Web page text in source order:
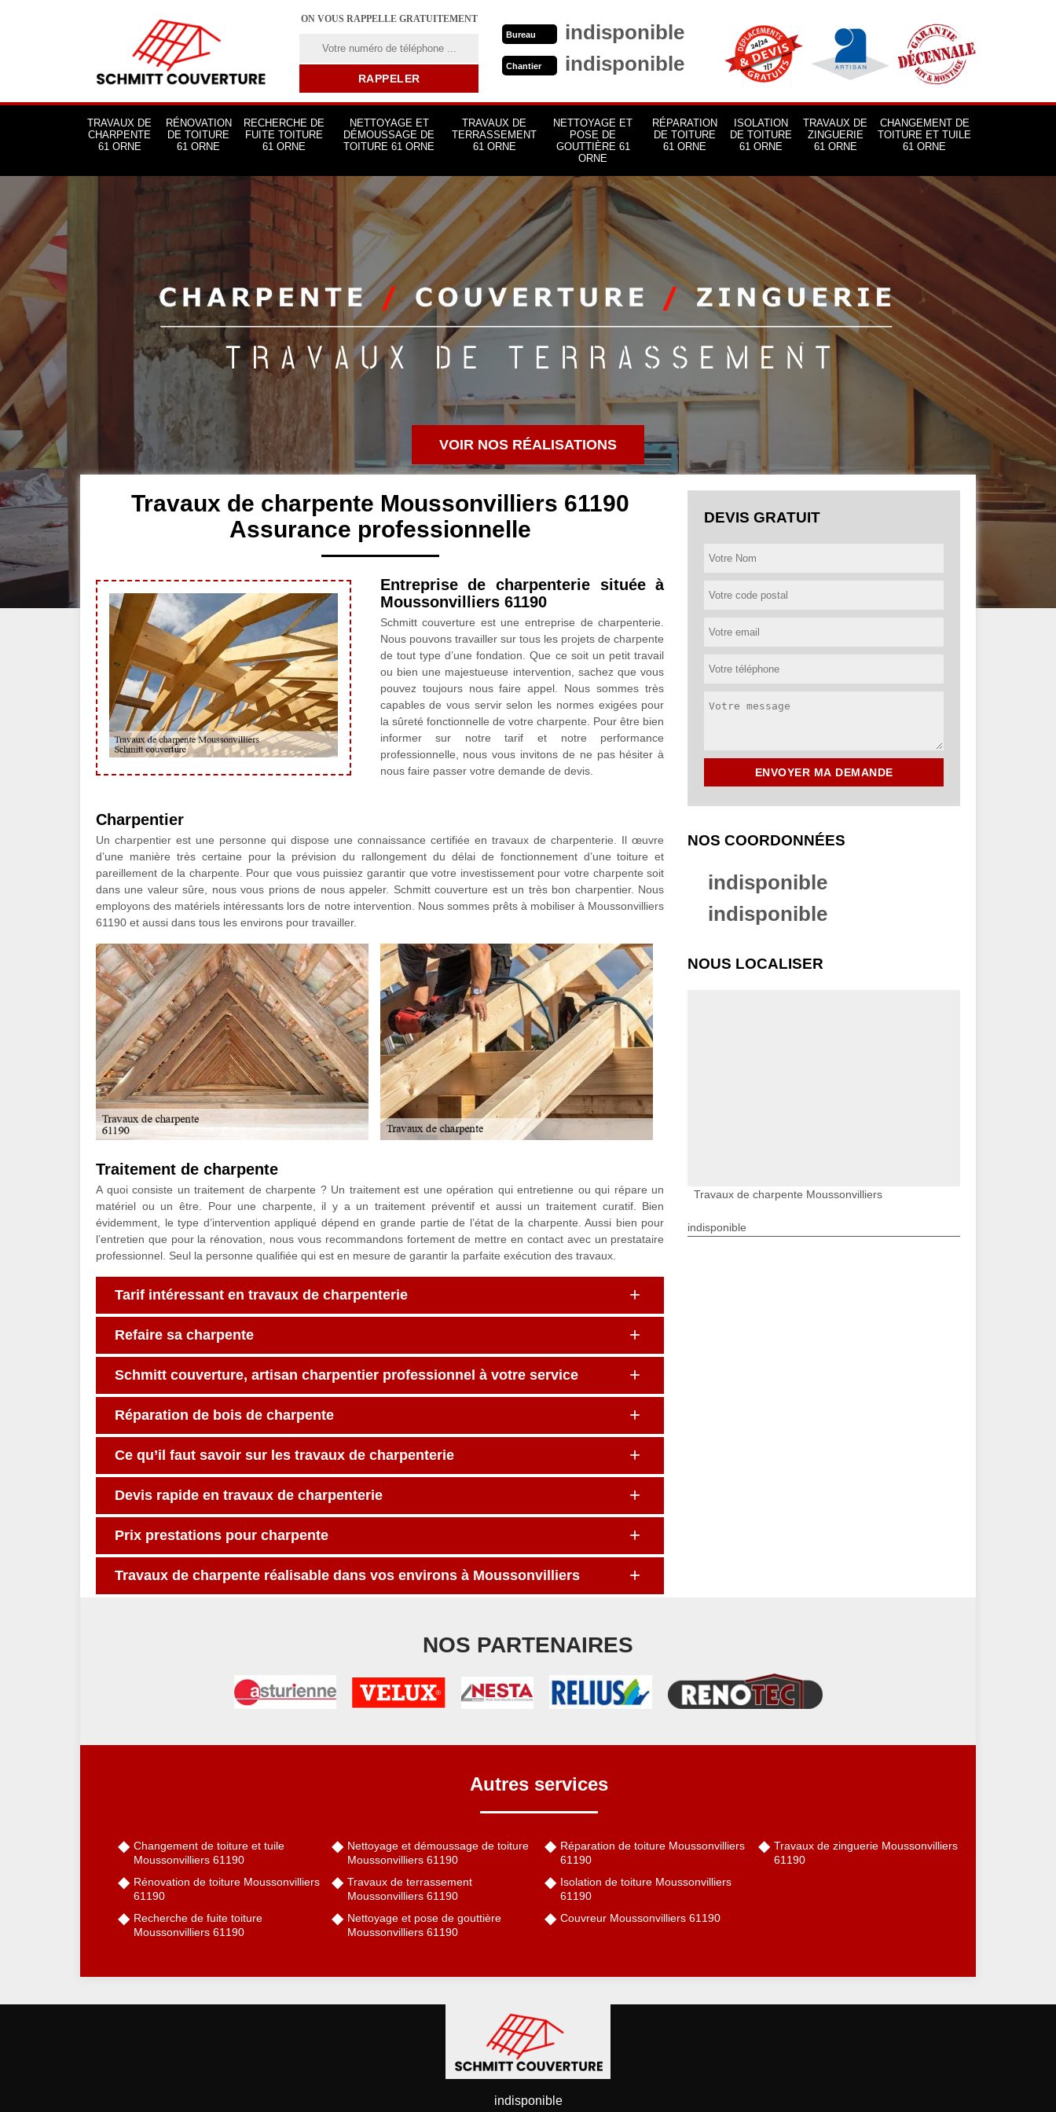
ON VOUS RAPPELLE GRATUITEMENT
Bureau indisponible
Chantier indisponible
TRAVAUX DE
CHARPENTE
61 ORNE
RÉNOVATION
DE TOITURE
61 ORNE
RECHERCHE DE
FUITE TOITURE
61 ORNE
NETTOYAGE ET
DÉMOUSSAGE DE
TOITURE 61 ORNE
TRAVAUX DE
TERRASSEMENT
61 ORNE
NETTOYAGE ET
POSE DE
GOUTTIÈRE 61
ORNE
RÉPARATION
DE TOITURE
61 ORNE
ISOLATION
DE TOITURE
61 ORNE
TRAVAUX DE
ZINGUERIE
61 ORNE
CHANGEMENT DE
TOITURE ET TUILE
61 ORNE
VOIR NOS RÉALISATIONS
Travaux de charpente Moussonvilliers 61190
Assurance professionnelle
Entreprise de charpenterie située à
Moussonvilliers 61190
Schmitt couverture est une entreprise de charpenterie.
Nous pouvons travailler sur tous les projets de charpente
de tout type d’une fondation. Que ce soit un petit travail
ou bien une majestueuse intervention, sachez que vous
pouvez toujours nous faire appel. Nous sommes très
capables de vous servir selon les normes exigées pour
la sûreté fonctionnelle de votre charpente. Pour être bien
informer sur notre tarif et notre performance
professionnelle, nous vous invitons de ne pas hésiter à
nous faire passer votre demande de devis.
Charpentier
Un charpentier est une personne qui dispose une connaissance certifiée en travaux de charpenterie. Il œuvre
d’une manière très certaine pour la prévision du rallongement du délai de fonctionnement d’une toiture et
pareillement de la charpente. Pour que vous puissiez garantir que votre investissement pour votre charpente soit
dans une valeur sûre, nous vous prions de nous appeler. Schmitt couverture est un très bon charpentier. Nous
employons des matériels intéressants lors de notre intervention. Nous sommes prêts à mobiliser à Moussonvilliers
61190 et aussi dans tous les environs pour travailler.
Traitement de charpente
A quoi consiste un traitement de charpente ? Un traitement est une opération qui entretienne ou qui répare un
matériel ou un être. Pour une charpente, il y a un traitement préventif et aussi un traitement curatif. Bien
évidemment, le type d’intervention appliqué dépend en grande partie de l’état de la charpente. Aussi bien pour
l’entretien que pour la rénovation, nous vous recommandons fortement de mettre en contact avec un prestataire
professionnel. Seul la personne qualifiée qui est en mesure de garantir la parfaite exécution des travaux.
Tarif intéressant en travaux de charpenterie
Refaire sa charpente
Schmitt couverture, artisan charpentier professionnel à votre service
Réparation de bois de charpente
Ce qu’il faut savoir sur les travaux de charpenterie
Devis rapide en travaux de charpenterie
Prix prestations pour charpente
Travaux de charpente réalisable dans vos environs à Moussonvilliers
DEVIS GRATUIT
NOS COORDONNÉES
indisponible
indisponible
NOUS LOCALISER
Travaux de charpente Moussonvilliers
indisponible
NOS PARTENAIRES
Autres services
Changement de toiture et tuile
Moussonvilliers 61190
Rénovation de toiture Moussonvilliers
61190
Recherche de fuite toiture
Moussonvilliers 61190
Nettoyage et démoussage de toiture
Moussonvilliers 61190
Travaux de terrassement
Moussonvilliers 61190
Nettoyage et pose de gouttière
Moussonvilliers 61190
Réparation de toiture Moussonvilliers
61190
Isolation de toiture Moussonvilliers
61190
Couvreur Moussonvilliers 61190
Travaux de zinguerie Moussonvilliers
61190
indisponible